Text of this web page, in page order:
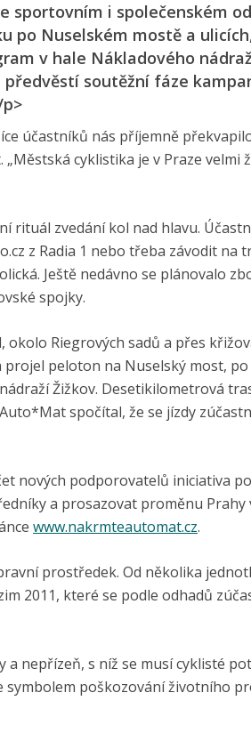
sportovním i společenském
po Nuselském mostě a
v hale Nákladového
soutěžní fáze
účastníků nás příjemně
cyklistika je v Praze velmi
rituál zvedání kol nad hlavu.
z Radia 1 nebo třeba závodit na
Ještě nedávno se plánovalo
spojky.
okolo Riegrových sadů a přes
peloton na Nuselský most,
Žižkov. Desetikilometrová
spočítal, že se jízdy
nových podporovatelů iniciativa
a prosazovat proměnu Prahy
www.nakrmteautomat.cz.
prostředek. Od několika
2011, které se podle odhadů
nepřízeň, s níž se musí cyklisté
poškozování životního